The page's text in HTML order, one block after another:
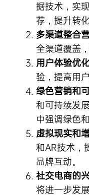
据技术，实
荐，提升转化
多渠道整合
全渠道覆盖
用户体验优
验，提高用
绿色营销和
和可持续发
中强调绿色
虚拟现实和
和AR技术，
品牌互动。
社交电商的
将进一步发